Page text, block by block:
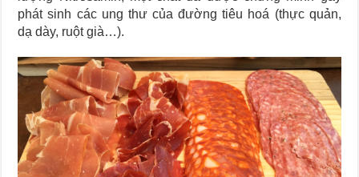
phát sinh các ung thư của đường tiêu hoá (thực quản,
dạ dày, ruột già…).